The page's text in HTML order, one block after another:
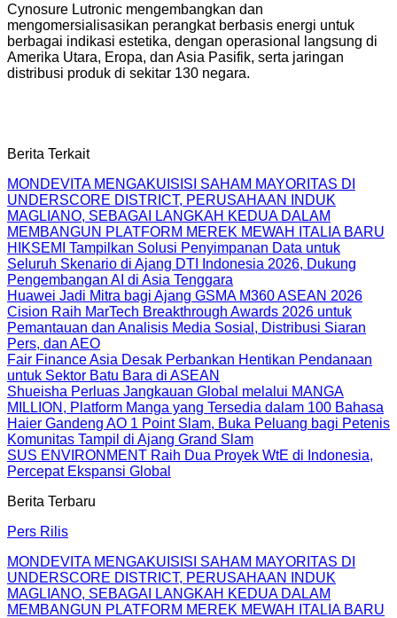
Cynosure Lutronic mengembangkan dan
mengomersialisasikan perangkat berbasis energi untuk
berbagai indikasi estetika, dengan operasional langsung di
Amerika Utara, Eropa, dan Asia Pasifik, serta jaringan
distribusi produk di sekitar 130 negara.
Berita Terkait
MONDEVITA MENGAKUISISI SAHAM MAYORITAS DI
UNDERSCORE DISTRICT, PERUSAHAAN INDUK
MAGLIANO, SEBAGAI LANGKAH KEDUA DALAM
MEMBANGUN PLATFORM MEREK MEWAH ITALIA BARU
HIKSEMI Tampilkan Solusi Penyimpanan Data untuk
Seluruh Skenario di Ajang DTI Indonesia 2026, Dukung
Pengembangan AI di Asia Tenggara
Huawei Jadi Mitra bagi Ajang GSMA M360 ASEAN 2026
Cision Raih MarTech Breakthrough Awards 2026 untuk
Pemantauan dan Analisis Media Sosial, Distribusi Siaran
Pers, dan AEO
Fair Finance Asia Desak Perbankan Hentikan Pendanaan
untuk Sektor Batu Bara di ASEAN
Shueisha Perluas Jangkauan Global melalui MANGA
MILLION, Platform Manga yang Tersedia dalam 100 Bahasa
Haier Gandeng AO 1 Point Slam, Buka Peluang bagi Petenis
Komunitas Tampil di Ajang Grand Slam
SUS ENVIRONMENT Raih Dua Proyek WtE di Indonesia,
Percepat Ekspansi Global
Berita Terbaru
Pers Rilis
MONDEVITA MENGAKUISISI SAHAM MAYORITAS DI
UNDERSCORE DISTRICT, PERUSAHAAN INDUK
MAGLIANO, SEBAGAI LANGKAH KEDUA DALAM
MEMBANGUN PLATFORM MEREK MEWAH ITALIA BARU